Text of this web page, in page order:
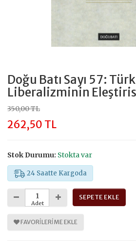
Doğu Batı Sayı 57: Türk
Liberalizminin
350,00 TL
262,50 TL
Stok Durumu: Stokta var
24 Saatte Kargoda
Adet
SEPETE EKLE
FAVORILERIME EKLE